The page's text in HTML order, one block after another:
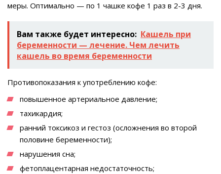
меры. Оптимально — по 1 чашке кофе 1 раз в 2-3 дня.
Вам также будет интересно: Кашель при
беременности — лечение. Чем лечить
кашель во время беременности
Противопоказания к употреблению кофе:
повышенное артериальное давление;
тахикардия;
ранний токсикоз и гестоз (осложнения во второй
половине беременности);
нарушения сна;
фетоплацентарная недостаточность;